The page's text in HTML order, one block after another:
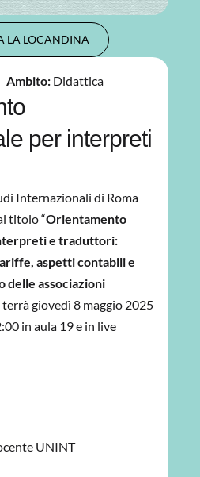
LA LOCANDINA
Ambito: Didattica
per interpreti
Internazionali di Roma
titolo “Orientamento
e traduttori:
aspetti contabili e
delle associazioni
terrà giovedì 8 maggio 2025
in aula 19 e in live
UNINT